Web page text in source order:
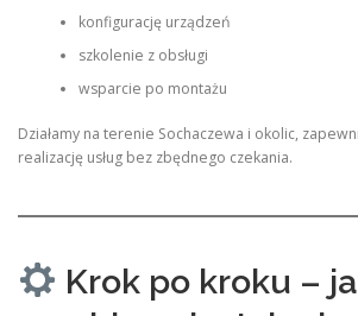
konfigurację urządzeń
szkolenie z obsługi
wsparcie po montażu
Działamy na terenie Sochaczewa i okolic,
realizację usług bez zbędnego czekania.
Krok po kroku –